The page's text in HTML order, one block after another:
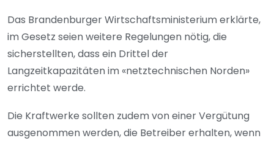
Das Brandenburger Wirtschaftsministerium erklärte,
im Gesetz seien weitere Regelungen nötig, die
sicherstellten, dass ein Drittel der
Langzeitkapazitäten im «netztechnischen Norden»
errichtet werde.
Die Kraftwerke sollten zudem von einer Vergütung
ausgenommen werden, die Betreiber erhalten, wenn